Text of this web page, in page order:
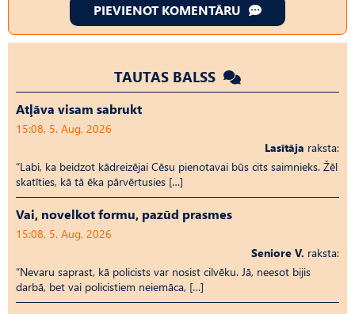
PIEVIENOT KOMENTĀRU
TAUTAS BALSS
Atļāva visam sabrukt
15:08, 5. Aug, 2026
Lasītāja raksta:
“Labi, ka beidzot kādreizējai Cēsu pienotavai būs cits saimnieks. Žēl
skatīties, kā tā ēka pārvērtusies […]
Vai, novelkot formu, pazūd prasmes
15:08, 5. Aug, 2026
Seniore V. raksta:
“Nevaru saprast, kā policists var nosist cilvēku. Jā, neesot bijis
darbā, bet vai policistiem neiemāca, […]